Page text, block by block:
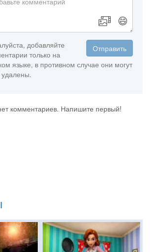
😄
Отправить
добавляйте
только на
языке, в противном случае они могут
удалены.
комментариев. Напишите первый!